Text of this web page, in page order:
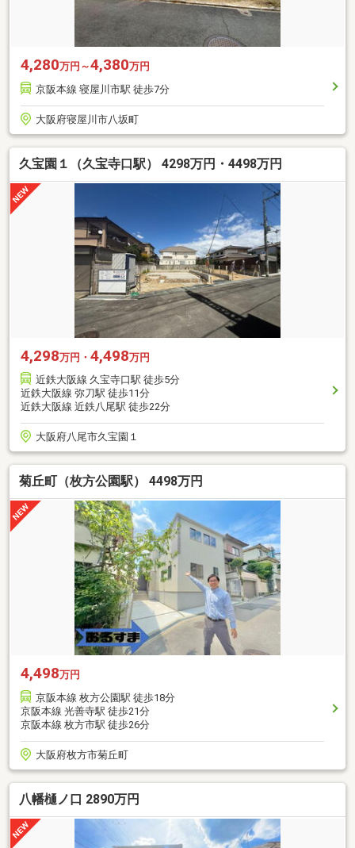
4,280万円～4,380万円
京阪本線 寝屋川市駅 徒歩7分
大阪府寝屋川市八坂町
久宝園１（久宝寺口駅） 4298万円・4498万円
4,298万円・ 4,498万円
近鉄大阪線 久宝寺口駅 徒歩5分
近鉄大阪線 弥刀駅 徒歩11分
近鉄大阪線 近鉄八尾駅 徒歩22分
大阪府八尾市久宝園１
菊丘町（枚方公園駅） 4498万円
4,498万円
京阪本線 枚方公園駅 徒歩18分
京阪本線 光善寺駅 徒歩21分
京阪本線 枚方市駅 徒歩26分
大阪府枚方市菊丘町
八幡樋ノ口 2890万円